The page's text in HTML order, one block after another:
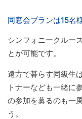
同窓会プランは15
シンフォニークルー
とが可能です。
遠方で暮らす同級生
トナーなども一緒に
の参加を募るのも一
う。